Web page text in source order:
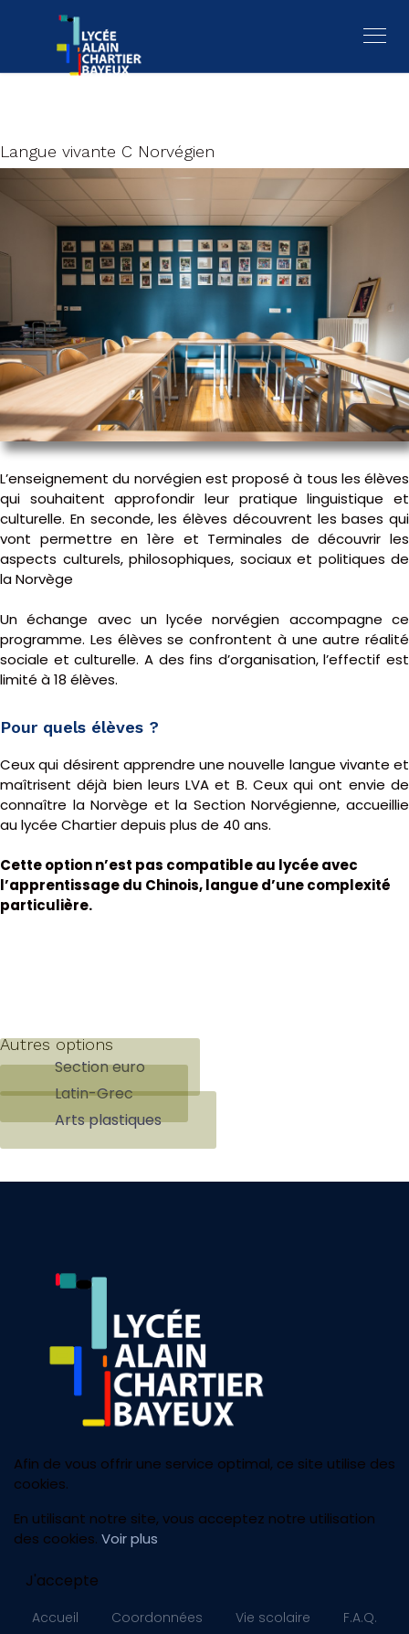
Langue vivante C Norvégien
L’enseignement du norvégien est proposé à tous les élèves
qui souhaitent approfondir leur pratique linguistique et
culturelle. En seconde, les élèves découvrent les bases qui
vont permettre en 1ère et Terminales de découvrir les
aspects culturels, philosophiques, sociaux et politiques de
la Norvège
Un échange avec un lycée norvégien accompagne ce
programme. Les élèves se confrontent à une autre réalité
sociale et culturelle. A des fins d’organisation, l’effectif est
limité à 18 élèves.
Pour quels élèves ?
Ceux qui désirent apprendre une nouvelle langue vivante et
maîtrisent déjà bien leurs LVA et B. Ceux qui ont envie de
connaître la Norvège et la Section Norvégienne, accueillie
au lycée Chartier depuis plus de 40 ans.
Cette option n’est pas compatible au lycée avec
l’apprentissage du Chinois, langue d’une complexité
particulière.
Autres options
Section euro
Latin-Grec
Arts plastiques
Afin de vous offrir une service optimal, ce site utilise des
cookies.
En utilisant notre site, vous acceptez notre utilisation
des cookies. Voir plus
J'accepte
Accueil Coordonnées Vie scolaire F.A.Q.